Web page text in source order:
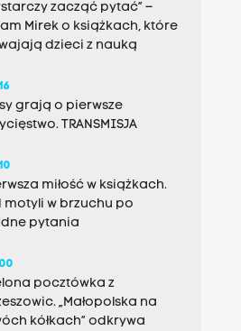
zacząć pytać” –
Mirek o książkach, które
dzieci z nauką
grają o pierwsze
TRANSMISJA
miłość w książkach.
motyli w brzuchu po
pytania
pocztówka z
„Małopolska na
kółkach” odkrywa